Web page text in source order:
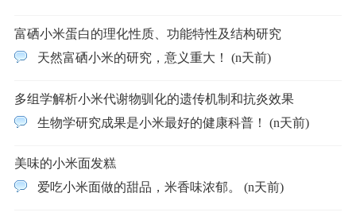
富硒小米蛋白的理化性质、功能特性及结构研究
天然富硒小米的研究，意义重大！ (n天前)
多组学解析小米代谢物驯化的遗传机制和抗炎效果
生物学研究成果是小米最好的健康科普！ (n天前)
美味的小米面发糕
爱吃小米面做的甜品，米香味浓郁。 (n天前)